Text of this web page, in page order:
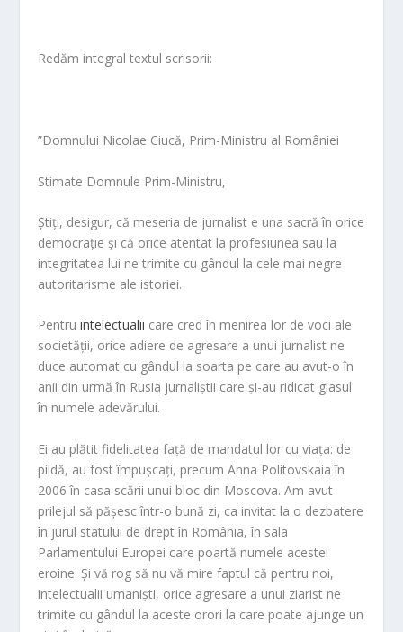
Redăm integral textul scrisorii:
”Domnului Nicolae Ciucă, Prim-Ministru al României
Stimate Domnule Prim-Ministru,
Știți, desigur, că meseria de jurnalist e una sacră în orice
democrație și că orice atentat la profesiunea sau la
integritatea lui ne trimite cu gândul la cele mai negre
autoritarisme ale istoriei.
Pentruintelectualii care cred în menirea lor de voci ale
societății, orice adiere de agresare a unui jurnalist ne
duce automat cu gândul la soarta pe care au avut-o în
anii din urmă în Rusia jurnaliștii care și-au ridicat glasul
în numele adevărului.
Ei au plătit fidelitatea față de mandatul lor cu viața: de
pildă, au fost împușcați, precum Anna Politovskaia în
2006 în casa scării unui bloc din Moscova. Am avut
prilejul să pășesc într-o bună zi, ca invitat la o dezbatere
în jurul statului de drept în România, în sala
Parlamentului Europei care poartă numele acestei
eroine. Și vă rog să nu vă mire faptul că pentru noi,
intelectualii umaniști, orice agresare a unui ziarist ne
trimite cu gândul la aceste orori la care poate ajunge un